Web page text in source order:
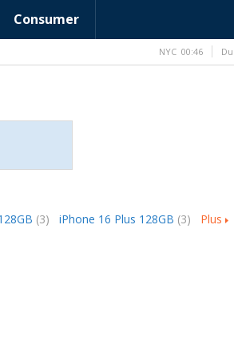
Consumer
(3) iPhone 16 Plus 128GB (3) Plus
NYC 00:46